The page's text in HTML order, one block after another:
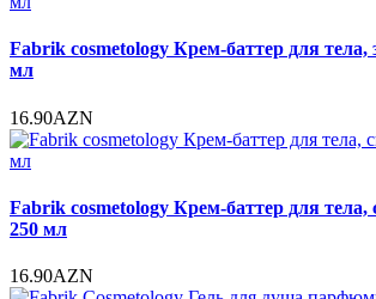
Fabrik cosmetology Крем-баттер для тела,
мл
16.90AZN
Fabrik cosmetology Крем-баттер для тела,
250 мл
16.90AZN